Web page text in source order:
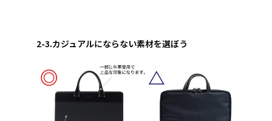
2-3.カジュアルにならない素材を選ぼう